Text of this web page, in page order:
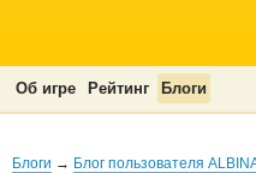
Об игре Рейтинг Блоги
Блоги → Блог пользователя